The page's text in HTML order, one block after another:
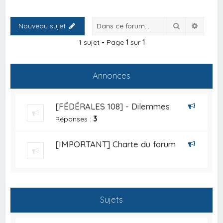
Nouveau sujet Rechercher
1 sujet • Page 1 sur 1
Annonces
[FÉDÉRALES 108] - Dilemmes
Réponses : 3
[IMPORTANT] Charte du forum
Sujets